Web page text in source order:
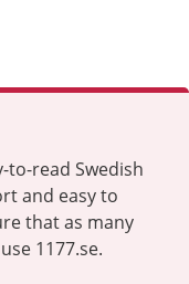
to-read Swedish
and easy to
that as many
1177.se.